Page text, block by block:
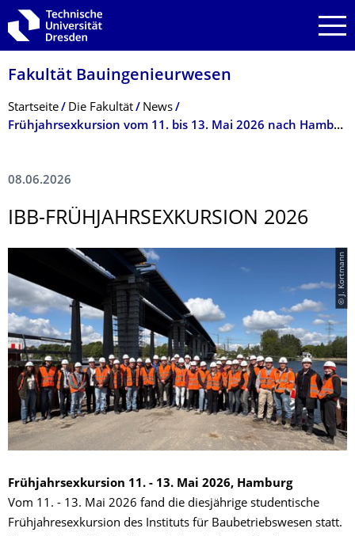
Zur Hauptnavigation springen
Zur Suche springen
Zum Inhalt springen
Fakultät Bauingenieurwesen
Breadcrumb-Menü
Startseite Die Fakultät
News
Frühjahrsexkursion vom 11. bis 13. Mai 2026 nach Hamburg
08.06.2026
IBB-FRÜHJAHRSEXKUR­SION 2026
© J. Kortmann
Frühjahrsexkursion 11. - 13. Mai 2026, Hamburg
Vom 11. - 13. Mai 2026 fand die diesjährige studentische
Frühjahresexkursion des Instituts für Baubetriebswesen statt.